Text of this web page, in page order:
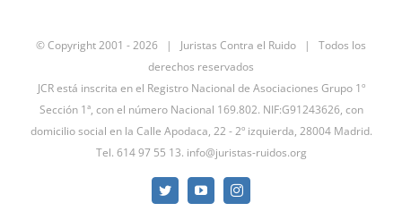
© Copyright 2001 -2026 | Juristas Contra el Ruido | Todos los
derechos reservados
JCR está inscrita en el Registro Nacional de Asociaciones Grupo 1º
Sección 1ª, con el número Nacional 169.802. NIF:G91243626, con
domicilio social en la Calle Apodaca, 22 - 2º izquierda, 28004 Madrid.
Tel. 614 97 55 13. info@juristas-ruidos.org
TwitterYouTubeInstagram